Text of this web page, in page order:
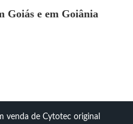
Goiás e em Goiânia
venda de Cytotec original